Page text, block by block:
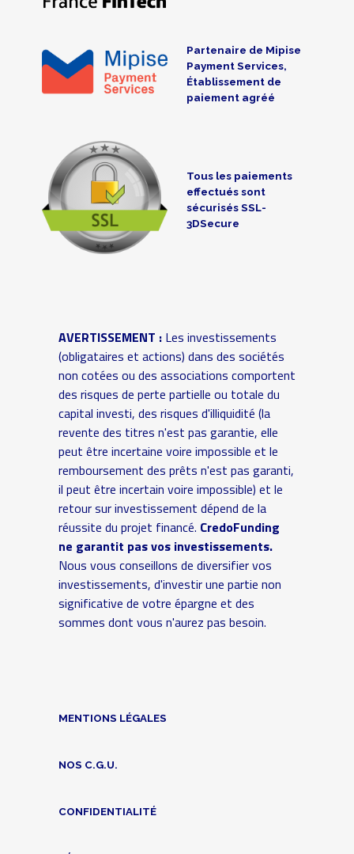
Partenaire de Mipise
Payment Services,
Établissement de
paiement agréé
Tous les paiements
effectués sont
sécurisés SSL-
3DSecure
AVERTISSEMENT :Les investissements
(obligataires et actions) dans des sociétés
non cotées ou des associations comportent
des risques de perte partielle ou totale du
capital investi, des risques d'illiquidité (la
revente des titres n'est pas garantie, elle
peut être incertaine voire impossible et le
remboursement des prêts n'est pas garanti,
il peut être incertain voire impossible) et le
retour sur investissement dépend de la
réussite du projet financé. CredoFunding
ne garantit pas vos investissements.
Nous vous conseillons de diversifier vos
investissements, d'investir une partie non
significative de votre épargne et des
sommes dont vous n'aurez pas besoin.
MENTIONS LÉGALES
NOS C.G.U.
CONFIDENTIALITÉ